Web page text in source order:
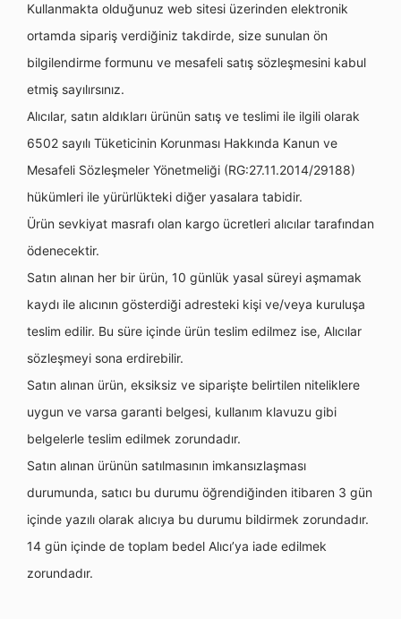
Kullanmakta olduğunuz web sitesi üzerinden elektronik
ortamda sipariş verdiğiniz takdirde, size sunulan ön
bilgilendirme formunu ve mesafeli satış sözleşmesini kabul
etmiş sayılırsınız.
Alıcılar, satın aldıkları ürünün satış ve teslimi ile ilgili olarak
6502 sayılı Tüketicinin Korunması Hakkında Kanun ve
Mesafeli Sözleşmeler Yönetmeliği (RG:27.11.2014/29188)
hükümleri ile yürürlükteki diğer yasalara tabidir.
Ürün sevkiyat masrafı olan kargo ücretleri alıcılar tarafından
ödenecektir.
Satın alınan her bir ürün, 10 günlük yasal süreyi aşmamak
kaydı ile alıcının gösterdiği adresteki kişi ve/veya kuruluşa
teslim edilir. Bu süre içinde ürün teslim edilmez ise, Alıcılar
sözleşmeyi sona erdirebilir.
Satın alınan ürün, eksiksiz ve siparişte belirtilen niteliklere
uygun ve varsa garanti belgesi, kullanım klavuzu gibi
belgelerle teslim edilmek zorundadır.
Satın alınan ürünün satılmasının imkansızlaşması
durumunda, satıcı bu durumu öğrendiğinden itibaren 3 gün
içinde yazılı olarak alıcıya bu durumu bildirmek zorundadır.
14 gün içinde de toplam bedel Alıcı’ya iade edilmek
zorundadır.